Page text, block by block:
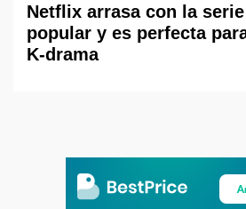
Netflix arrasa con la
popular y es perfecta
K-drama